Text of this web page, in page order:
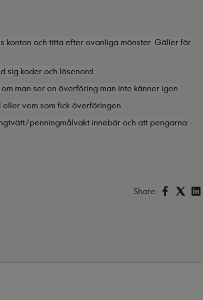
konton och titta efter ovanliga mönster. Gäller för
sig koder och lösenord.
man ser en överföring man inte känner igen.
vem som fick överföringen.
penningmålvakt innebär och att pengarna
Share